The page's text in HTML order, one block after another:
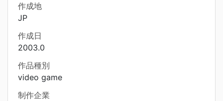
作成地
JP
作成日
2003.0
作品種別
video game
制作企業